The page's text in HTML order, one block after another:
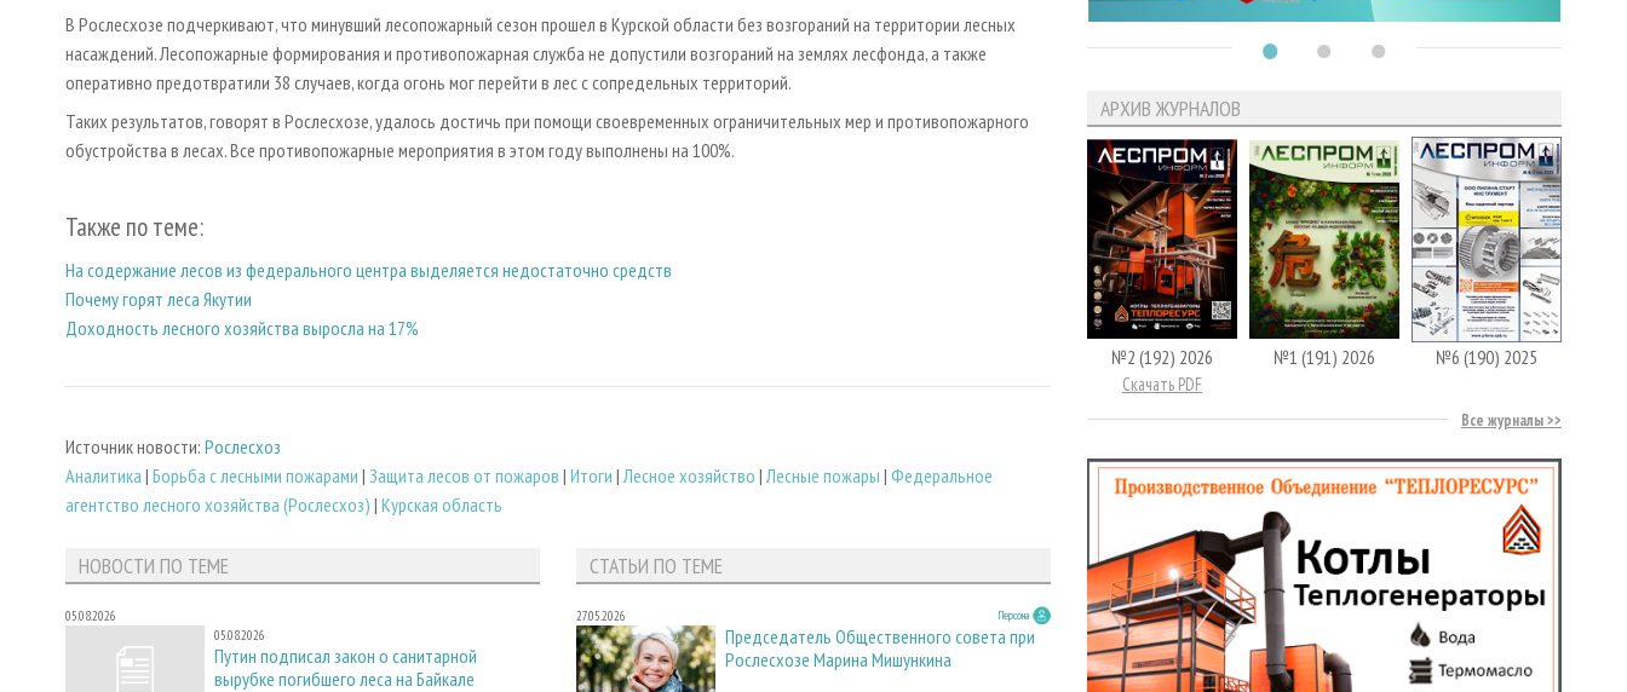
В Рослесхозе подчеркивают, что минувший лесопожарный сезон прошел в Курской области без возгораний на территории лесных
насаждений. Лесопожарные формирования и противопожарная служба не допустили возгораний на землях лесфонда, а также
оперативно предотвратили 38 случаев, когда огонь мог перейти в лес с сопредельных территорий.
Таких результатов, говорят в Рослесхозе, удалось достичь при помощи своевременных ограничительных мер и противопожарного
обустройства в лесах. Все противопожарные мероприятия в этом году выполнены на 100%.
Также по теме:
На содержание лесов из федерального центра выделяется недостаточно средств
Почему горят леса Якутии
Доходность лесного хозяйства выросла на 17%
Источник новости: Рослесхоз
Аналитика | Борьба с лесными пожарами | Защита лесов от пожаров | Итоги |Лесное хозяйство |Лесные пожары | Федеральное
агентство лесного хозяйства (Рослесхоз) | Курская область
НОВОСТИ ПО ТЕМЕ
05.08.2026
05.08.2026
Путин подписал закон о санитарной
вырубке погибшего леса на Байкале
СТАТЬИ ПО ТЕМЕ
27.05.2026 Персона
Председатель Общественного совета при
Рослесхозе Марина Мишункина
АРХИВ ЖУРНАЛОВ
№2 (192) 2026
Скачать PDF
№1 (191) 2026 №6 (190) 2025
Все журналы